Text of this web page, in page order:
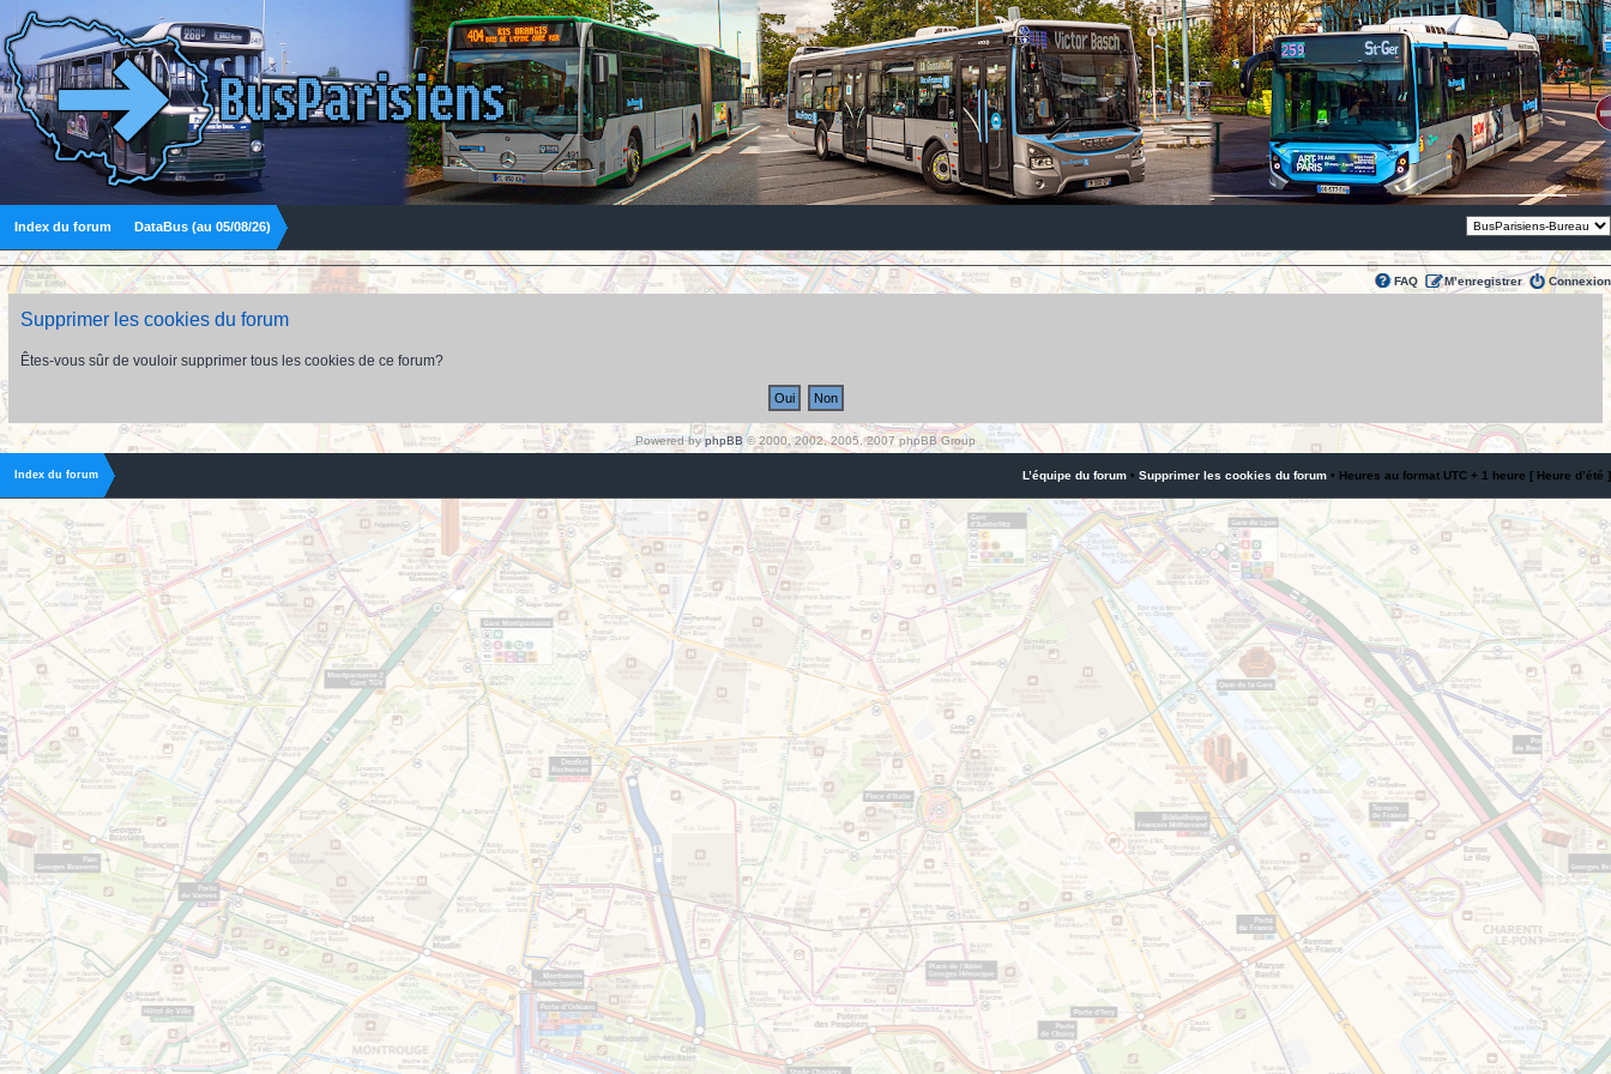
Index du forum DataBus (au 05/08/26)
FAQ M’enregistrer Connexion
Supprimer les cookies du forum
Êtes-vous sûr de vouloir supprimer tous les cookies de ce forum?
Powered byphpBB© 2000, 2002, 2005, 2007 phpBB Group
Index du forum L’équipe du forum • Supprimer les cookies du forum • Heures au format UTC + 1 heure [ Heure d’été ]